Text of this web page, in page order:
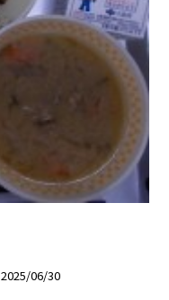
2025/06/30